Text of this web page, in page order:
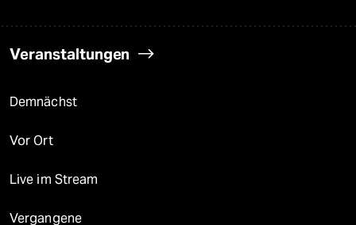
Veranstaltungen
Demnächst
Vor Ort
Live im Stream
Vergangene